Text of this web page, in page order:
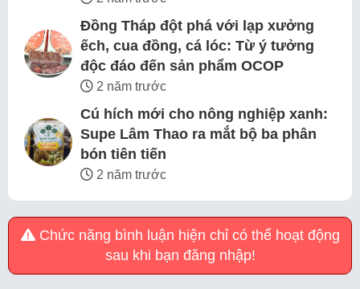
Đồng Tháp đột phá với lạp xưởng
ếch, cua đồng, cá lóc: Từ ý tưởng
độc đáo đến sản phẩm OCOP
2 năm trước
Cú hích mới cho nông nghiệp xanh:
Supe Lâm Thao ra mắt bộ ba phân
bón tiên tiến
2 năm trước
Chức năng bình luận hiện chỉ có thể hoạt động
sau khi bạn đăng nhập!